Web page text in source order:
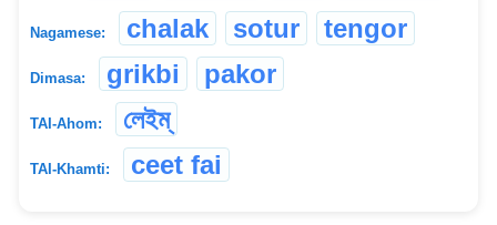
Nagamese: chalak sotur tengor
Dimasa: grikbi pakor
TAI-Ahom: লেইম্
TAI-Khamti: ceet fai